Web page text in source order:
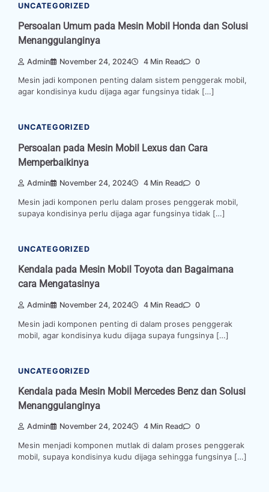
UNCATEGORIZED
Persoalan Umum pada Mesin Mobil Honda dan Solusi
Menanggulanginya
Admin November 24, 2024 4 Min Read 0
Mesin jadi komponen penting dalam sistem penggerak mobil,
agar kondisinya kudu dijaga agar fungsinya tidak […]
UNCATEGORIZED
Persoalan pada Mesin Mobil Lexus dan Cara
Memperbaikinya
Admin November 24, 2024 4 Min Read 0
Mesin jadi komponen perlu dalam proses penggerak mobil,
supaya kondisinya perlu dijaga agar fungsinya tidak […]
UNCATEGORIZED
Kendala pada Mesin Mobil Toyota dan Bagaimana
cara Mengatasinya
Admin November 24, 2024 4 Min Read 0
Mesin jadi komponen penting di dalam proses penggerak
mobil, agar kondisinya kudu dijaga supaya fungsinya […]
UNCATEGORIZED
Kendala pada Mesin Mobil Mercedes Benz dan Solusi
Menanggulanginya
Admin November 24, 2024 4 Min Read 0
Mesin menjadi komponen mutlak di dalam proses penggerak
mobil, supaya kondisinya kudu dijaga sehingga fungsinya […]